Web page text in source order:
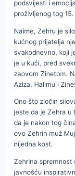
podsvijesti i
proživljenog tog
Naime, Zehru je
kućnog prijatelja
svakodnevno, koji
je u kući, pred
zaovom Zinetom.
Aziza, Halimu i
Ono što zločin
jeste da je Zehra u
da je nakon tog
ovo Zehrin muž
nijedna kost.
Zehrina spremnost
javnošću